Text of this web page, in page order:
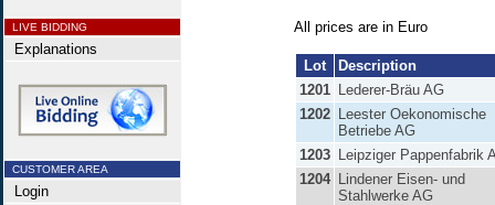
LIVE BIDDING
Explanations
CUSTOMER AREA
Login
All prices are in Euro
Lot
Description
1201 Lederer-Bräu AG
1202 Leester Oekonomische
Betriebe AG
1203 Leipziger Pappenfabrik
1204 Lindener Eisen- und
Stahlwerke AG